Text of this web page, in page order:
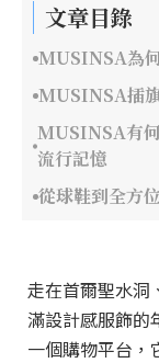
文章目錄
MUSINSA為
MUSINSA插
MUSINSA有
流行記憶
從球鞋到全方
走在首爾聖水洞
滿設計感服飾的
一個購物平台，